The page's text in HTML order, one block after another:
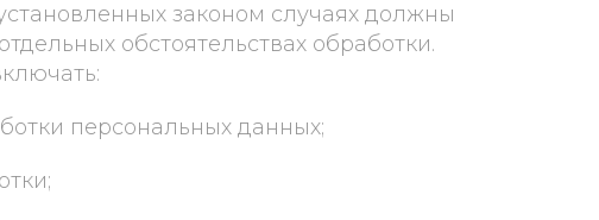
законом случаях должны
обстоятельствах обработки.
персональных данных;